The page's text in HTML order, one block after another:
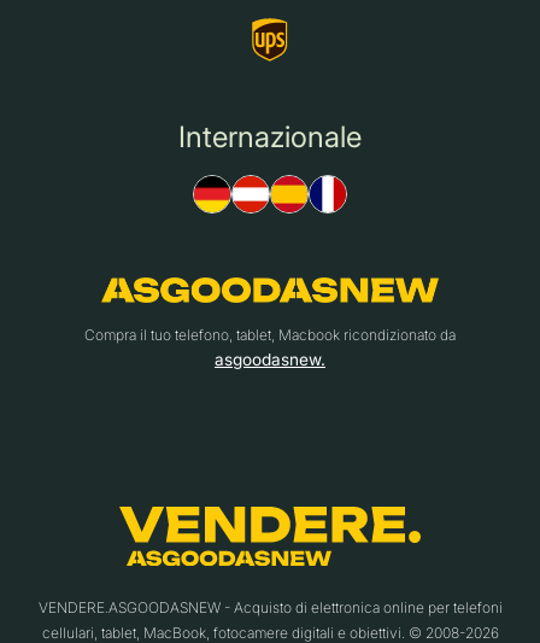
Internazionale
Compra il tuo telefono, tablet, Macbook ricondizionato da
asgoodasnew.
VENDERE.ASGOODASNEW - Acquisto di elettronica online per telefoni
cellulari, tablet, MacBook, fotocamere digitali e obiettivi. © 2008-2026